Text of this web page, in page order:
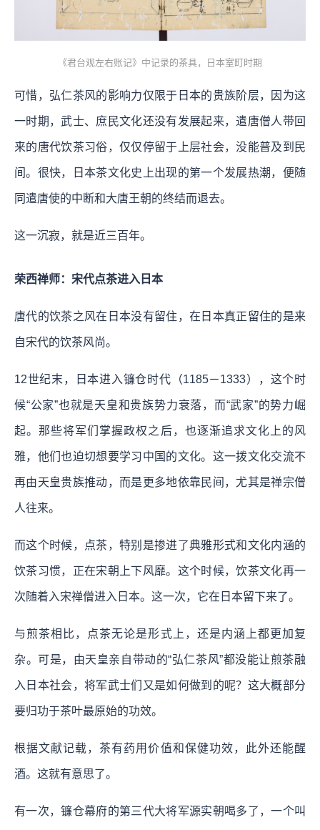
《君台观左右账记》中记录的茶具，日本室町时期
可惜，弘仁茶风的影响力仅限于日本的贵族阶层，因为这
一时期，武士、庶民文化还没有发展起来，遣唐僧人带回
来的唐代饮茶习俗，仅仅停留于上层社会，没能普及到民
间。很快，日本茶文化史上出现的第一个发展热潮，便随
同遣唐使的中断和大唐王朝的终结而退去。
这一沉寂，就是近三百年。
荣西禅师：宋代点茶进入日本
唐代的饮茶之风在日本没有留住，在日本真正留住的是来
自宋代的饮茶风尚。
12世纪末，日本进入镰仓时代（1185－1333），这个时
候“公家”也就是天皇和贵族势力衰落，而“武家”的势力崛
起。那些将军们掌握政权之后，也逐渐追求文化上的风
雅，他们也迫切想要学习中国的文化。这一拨文化交流不
再由天皇贵族推动，而是更多地依靠民间，尤其是禅宗僧
人往来。
而这个时候，点茶，特别是掺进了典雅形式和文化内涵的
饮茶习惯，正在宋朝上下风靡。这个时候，饮茶文化再一
次随着入宋禅僧进入日本。这一次，它在日本留下来了。
与煎茶相比，点茶无论是形式上，还是内涵上都更加复
杂。可是，由天皇亲自带动的“弘仁茶风”都没能让煎茶融
入日本社会，将军武士们又是如何做到的呢？这大概部分
要归功于茶叶最原始的功效。
根据文献记载，茶有药用价值和保健功效，此外还能醒
酒。这就有意思了。
有一次，镰仓幕府的第三代大将军源实朝喝多了，一个叫